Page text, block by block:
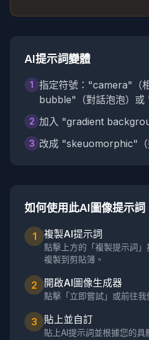
AI提示詞變體
1 指定符號："camera"（
bubble"（對話泡泡）或
2 加入 "gradient
3 改成 "skeuomorphic"（
如何使用此AI圖像提示詞
1 複製AI提示詞
點擊上方的「複製提示詞
複製到剪貼簿。
2 開啟AI圖像生成器
點擊「立即嘗試」或前往我
3 貼上並自訂
貼上AI提示詞並根據您的具